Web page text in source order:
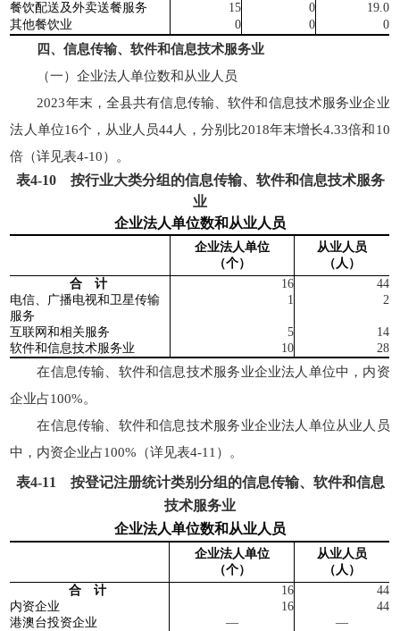
餐饮配送及外卖送餐服务
15 0
19.0
其他餐饮业
0 0 0
四、信息传输、软件和信息技术服务业
（一）企业法人单位数和从业人员
2023年末，全县共有信息传输、软件和信息技术服务业企业
法人单位16个，从业人员44人，分别比2018年末增长4.33倍和10
倍（详见表4-10）。
表4-10按行业大类分组的信息传输、软件和信息技术服务
业
企业法人单位数和从业人员
企业法人单位
（个）
从业人员
（人）
合 计
16
44
电信、广播电视和卫星传输
服务
1 2
互联网和相关服务 5
14
软件和信息技术服务业
10 28
在信息传输、软件和信息技术服务业企业法人单位中，内资
企业占100%。
在信息传输、软件和信息技术服务业企业法人单位从业人员
中，内资企业占100%（详见表4-11）。
表4-11 按登记注册统计类别分组的信息传输、软件和信息
技术服务业
企业法人单位数和从业人员
企业法人单位
（个）
从业人员
（人）
合 计
16
44
内资企业
16
44
港澳台投资企业 —
—